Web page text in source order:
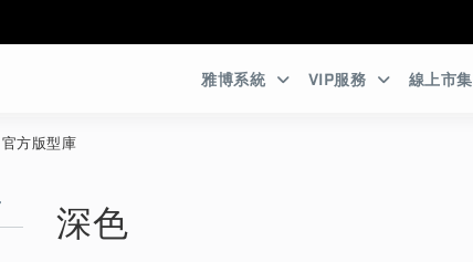
雅博系統 VIP服務 線上市集
官方版型庫
深色